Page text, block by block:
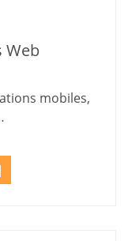
Web
mobiles,